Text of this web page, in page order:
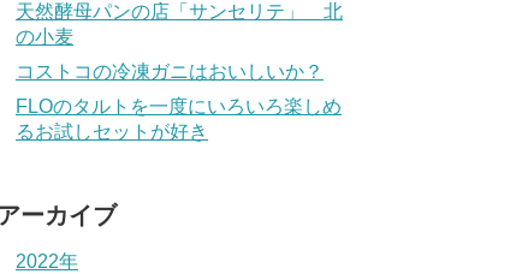
天然酵母パンの店「サンセリテ」 北
の小麦
コストコの冷凍ガニはおいしいか？
FLOのタルトを一度にいろいろ楽しめ
るお試しセットが好き
アーカイブ
2022年